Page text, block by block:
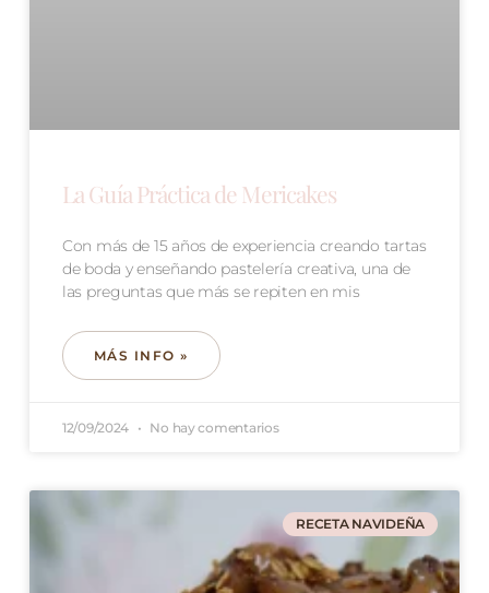
La Guía Práctica de Mericakes
Con más de 15 años de experiencia creando tartas
de boda y enseñando pastelería creativa, una de
las preguntas que más se repiten en mis
MÁS INFO »
12/09/2024 No hay comentarios
RECETA NAVIDEÑA